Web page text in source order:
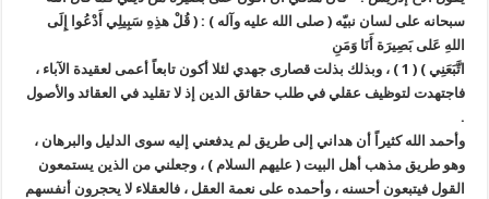
سبحانه على لسان نبيّه ( صلى الله عليه وآله ) : ( قُلْ هذِهِ سَبِيلِي أَدْعُوا إِلَى
اللهِ عَلى بَصِيرَة أَنَا وَمَنِ
اتَّبَعَنِي ) ( 1 ) ، وبذلك بذلت قصارى جهدي لئلا أكون تابعاً أعمى لعقيدة الآباء ،
فاجتهدت لتوظيف عقلي في طلب حقائق الدين إذ لا تقليد في العقائد والأصول
.
وأحمد الله كثيراً أن هداني إلى طريق لم يدفعني إليه سوى الدليل والبرهان ،
وهو طريق مذهب أهل البيت ( عليهم السلام ) ، وجعلني من الذين يستمعون
القول فيتبعون أحسنه ، وأحمده على نعمة العقل ، فالعقلاء لا يحجرون أنفسهم